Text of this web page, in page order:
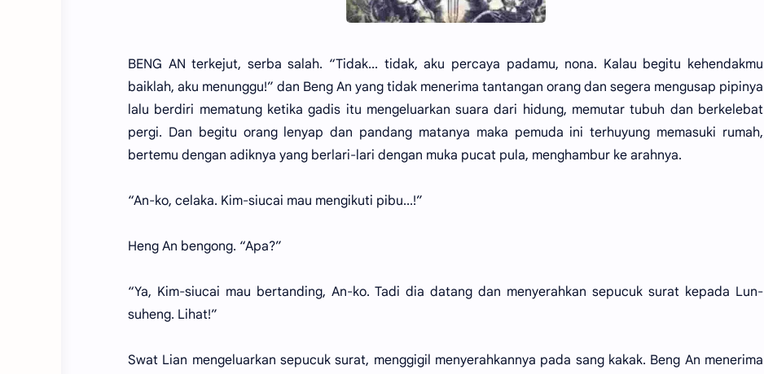
BENG AN terkejut, serba salah. “Tidak... tidak, aku percaya padamu, nona. Kalau begitu kehendakmu
baiklah, aku menunggu!” dan Beng An yang tidak menerima tantangan orang dan segera mengusap pipinya
lalu berdiri mematung ketika gadis itu mengeluarkan suara dari hidung, memutar tubuh dan berkelebat
pergi. Dan begitu orang lenyap dan pandang matanya maka pemuda ini terhuyung memasuki rumah,
bertemu dengan adiknya yang berlari-lari dengan muka pucat pula, menghambur ke arahnya.
“An-ko, celaka. Kim-siucai mau mengikuti pibu...!”
Heng An bengong. “Apa?”
“Ya, Kim-siucai mau bertanding, An-ko. Tadi dia datang dan menyerahkan sepucuk surat kepada Lun-
suheng. Lihat!”
Swat Lian mengeluarkan sepucuk surat, menggigil menyerahkannya pada sang kakak. Beng An menerima